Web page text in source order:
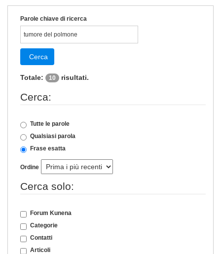
Parole chiave di ricerca
Cerca
Totale: 10 risultati.
Cerca:
Tutte le parole
Qualsiasi parola
Frase esatta
Ordine
Cerca solo:
Forum Kunena
Categorie
Contatti
Articoli